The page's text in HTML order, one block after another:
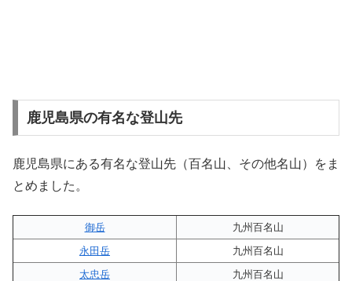
鹿児島県の有名な登山先
鹿児島県にある有名な登山先（百名山、その他名山）をま
とめました。
御岳
九州百名山
永田岳
九州百名山
太忠岳
九州百名山